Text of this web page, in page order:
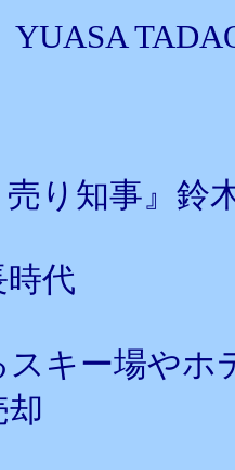
売り知事』
時代
キー場やホ
却